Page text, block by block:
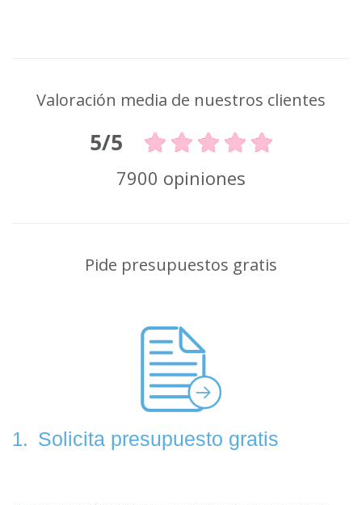
Valoración media de nuestros clientes
5/5
7900 opiniones
Pide presupuestos gratis
1. Solicita presupuesto gratis